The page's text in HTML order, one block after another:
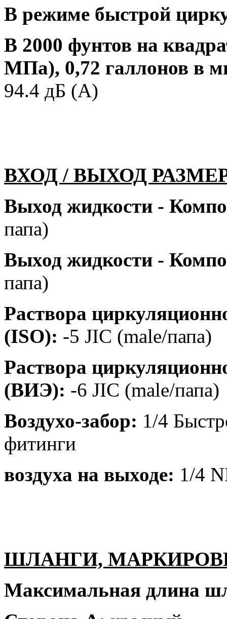
В режиме быстрой
В 2000 фунтов на
МПа), 0,72 галлонов в
94.4 дБ (А)
ВХОД / ВЫХОД
Выход жидкости -
папа)
Выход жидкости -
папа)
Раствора
(ISO): -5 JIC (male/папа)
Раствора
(ВИЭ): -6 JIC (male/папа)
Воздухо-забор: 1/4
фитинги
воздуха на выходе: 1/4
ШЛАНГИ,
Максимальная длина